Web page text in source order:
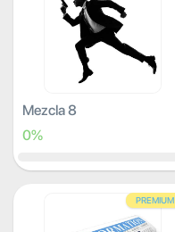
Mezcla 8
0%
PREMIUM